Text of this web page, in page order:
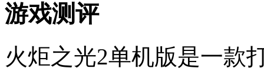
游戏测评
火炬之光2单机版是一款